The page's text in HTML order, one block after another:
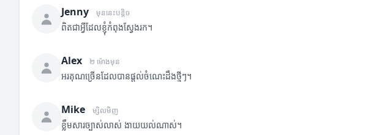
Jenny មុននេះបន្តិច
ពិតជាអ្វីដែលខ្ញុំកំពុងស្វែងរក។
Alex ២ ម៉ោងមុន
អរគុណច្រើនដែលបានផ្តល់ចំណេះដឹងថ្មីៗ។
Mike ម្សិលមិញ
ខ្លឹមសារច្បាស់លាស់ ងាយយល់ណាស់។